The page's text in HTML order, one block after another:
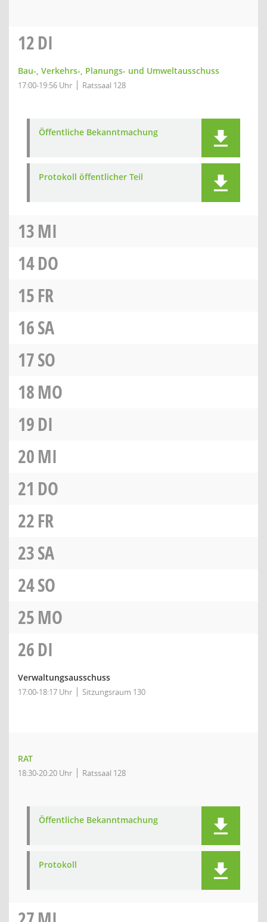
12DI
Bau-, Verkehrs-, Planungs- und Umweltausschuss
17:00-19:56 Uhr Ratssaal 128
Öffentliche Bekanntmachung
Protokoll öffentlicher Teil
13MI
14DO
15FR
16SA
17SO
18MO
19DI
20MI
21 DO
22FR
23SA
24SO
25MO
26DI
Verwaltungsausschuss
17:00-18:17 Uhr Sitzungsraum 130
RAT
18:30-20:20 Uhr Ratssaal 128
Öffentliche Bekanntmachung
Protokoll